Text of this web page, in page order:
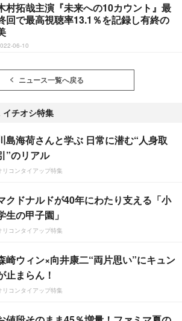
村拓哉主演『未来への10カウント』最
回で最高視聴率13.1％を記録し有終の
06-10
ニュース一覧へ戻る
チオシ特集
島海荷さんと学ぶ 日常に潜む“人身取
”のリアル
リコンタイアップ特集
クドナルドが40年にわたり支える「小
生の甲子園」
リコンタイアップ特集
崎ウィン×向井康二“両片思い”にキュン
止まらん！
リコンタイアップ特集